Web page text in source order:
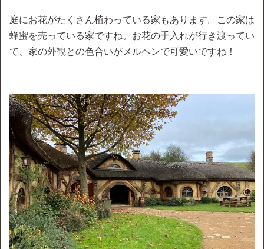
庭にお花がたくさん植わっている家もあります。この家は
蜂蜜を売っている家ですね。お花の手入れが行き渡ってい
て、家の外観との色合いがメルヘンで可愛いですね！